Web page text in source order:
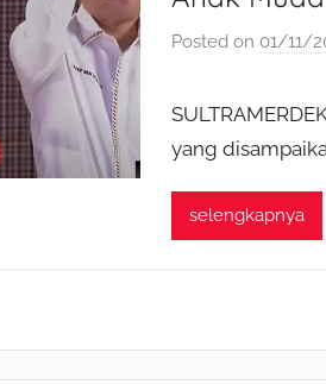
Posted on 01/11/
yang
selengkapnya